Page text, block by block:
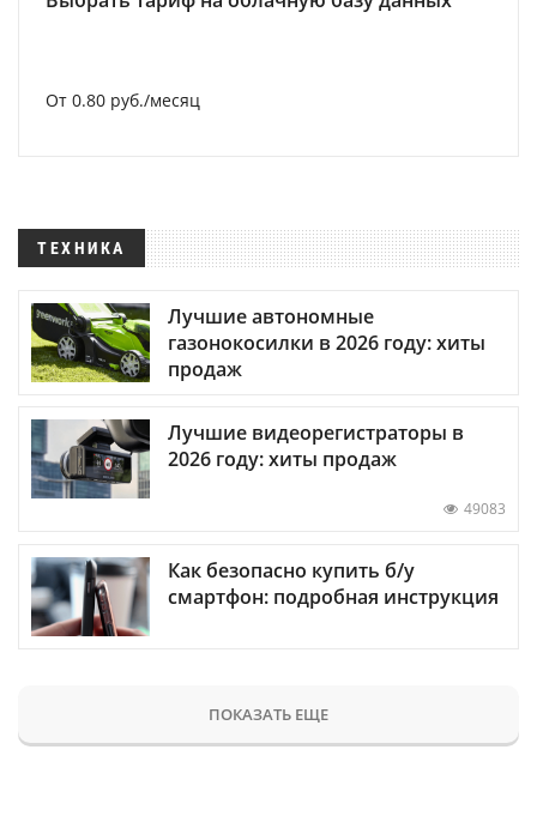
От 0.80 руб./месяц
ТЕХНИКА
Лучшие автономные
газонокосилки в 2026 году: хиты
продаж
Лучшие видеорегистраторы в
2026 году: хиты продаж
49083
Как безопасно купить б/у
смартфон: подробная инструкция
ПОКАЗАТЬ ЕЩЕ